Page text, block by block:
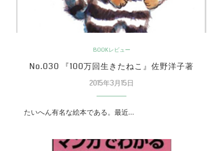
BOOKレビュー
No.030 『100万回生きたねこ』佐野洋子著
2015年3月15日
たいへん有名な絵本である。最近…